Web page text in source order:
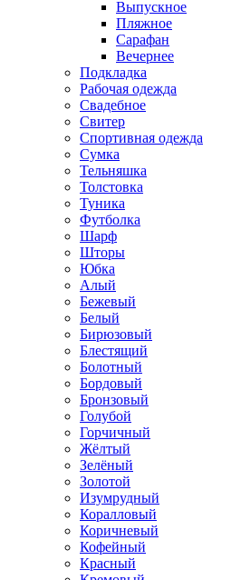
Выпускное
Пляжное
Сарафан
Вечернее
Подкладка
Рабочая одежда
Свадебное
Свитер
Спортивная одежда
Сумка
Тельняшка
Толстовка
Туника
Футболка
Шарф
Шторы
Юбка
Алый
Бежевый
Белый
Бирюзовый
Блестящий
Болотный
Бордовый
Бронзовый
Голубой
Горчичный
Жёлтый
Зелёный
Золотой
Изумрудный
Коралловый
Коричневый
Кофейный
Красный